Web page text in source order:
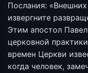
Послания:
извергните
Этим апостол
церковной
времен Церкви
когда человек,